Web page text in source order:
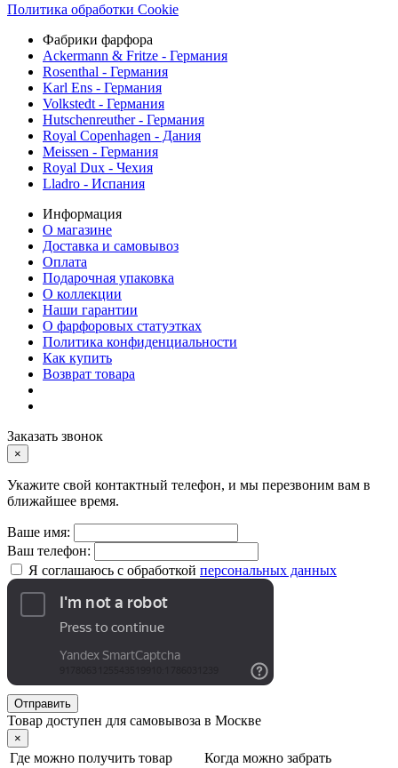
Политика обработки Cookie
Фабрики фарфора
Ackermann & Fritze - Германия
Rosenthal - Германия
Karl Ens - Германия
Volkstedt - Германия
Hutschenreuther - Германия
Royal Copenhagen - Дания
Meissen - Германия
Royal Dux - Чехия
Lladro - Испания
Информация
О магазине
Доставка и самовывоз
Оплата
Подарочная упаковка
О коллекции
Наши гарантии
О фарфоровых статуэтках
Политика конфиденциальности
Как купить
Возврат товара
Заказать звонок
×
Укажите свой контактный телефон, и мы перезвоним вам в
ближайшее время.
Ваше имя:
Ваш телефон:
Я соглашаюсь с обработкой персональных данных
Отправить
Товар доступен для самовывоза в Москве
×
Где можно получить товар
Когда можно забрать